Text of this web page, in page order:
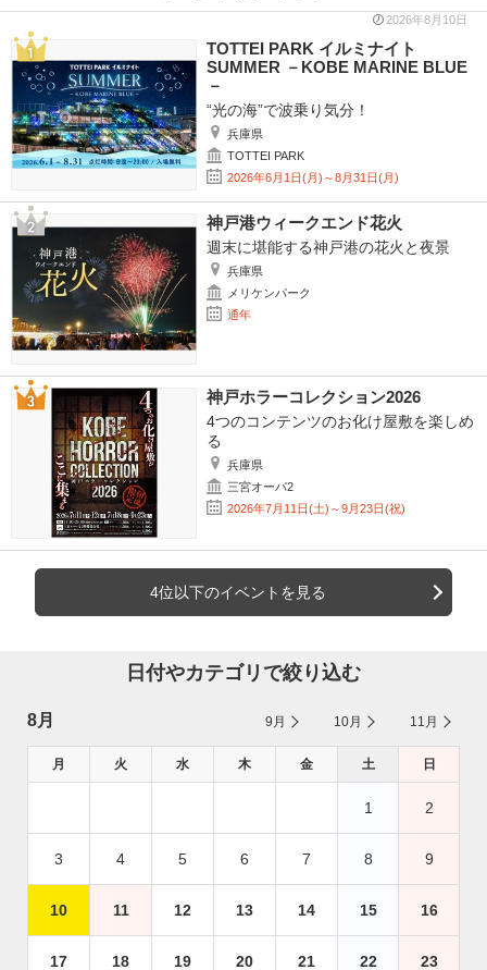
2026年8月10日
TOTTEI PARK イルミナイト
SUMMER －KOBE MARINE BLUE
－
“光の海”で波乗り気分！
兵庫県
TOTTEI PARK
2026年6月1日(月)～8月31日(月)
神戸港ウィークエンド花火
週末に堪能する神戸港の花火と夜景
兵庫県
メリケンパーク
通年
神戸ホラーコレクション2026
4つのコンテンツのお化け屋敷を楽しめ
る
兵庫県
三宮オーパ2
2026年7月11日(土)～9月23日(祝)
4位以下のイベントを見る
日付やカテゴリで絞り込む
8月 9月 10月 11月
月 火 水 木 金 土 日
1 2
3 4 5 6 7 8 9
10 11 12 13 14 15 16
17 18 19 20 21 22 23